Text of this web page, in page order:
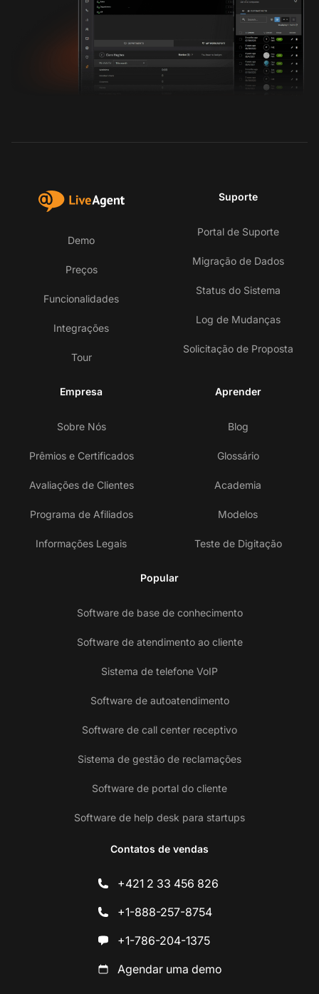
Demo
Preços
Funcionalidades
Integrações
Tour
Suporte
Portal de Suporte
Migração de Dados
Status do Sistema
Log de Mudanças
Solicitação de Proposta
Empresa
Sobre Nós
Prêmios e Certificados
Avaliações de Clientes
Programa de Afiliados
Informações Legais
Aprender
Blog
Glossário
Academia
Modelos
Teste de Digitação
Popular
Software de base de conhecimento
Software de atendimento ao cliente
Sistema de telefone VoIP
Software de autoatendimento
Software de call center receptivo
Sistema de gestão de reclamações
Software de portal do cliente
Software de help desk para startups
Contatos de vendas
+421 2 33 456 826
+1-888-257-8754
+1-786-204-1375
Agendar uma demo